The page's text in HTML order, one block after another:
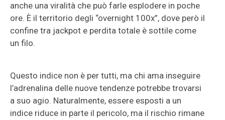
anche una viralità che può farle esplodere in poche
ore. È il territorio degli “overnight 100x”, dove però il
confine tra jackpot e perdita totale è sottile come
un filo.
Questo indice non è per tutti, ma chi ama inseguire
l’adrenalina delle nuove tendenze potrebbe trovarsi
a suo agio. Naturalmente, essere esposti a un
indice riduce in parte il pericolo, ma il rischio rimane